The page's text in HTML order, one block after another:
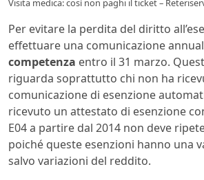
Visita medica: così non paghi il ticket –
Per evitare la perdita del diritto
effettuare una comunicazione
competenza entro il 31 marzo.
riguarda soprattutto chi non ha
comunicazione di esenzione
ricevuto un attestato di esenzione
E04 a partire dal 2014 non deve
poiché queste esenzioni hanno una
salvo variazioni del reddito.